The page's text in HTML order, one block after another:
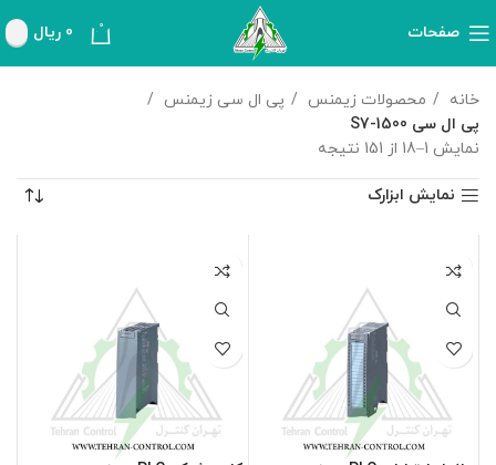
صفحات 0
0 ریال
خانه محصولات زیمنس
پی ال سی زیمنس
پی ال سی S7-1500
نمایش 1–18 از 151 نتیجه
نمایش ابزارک